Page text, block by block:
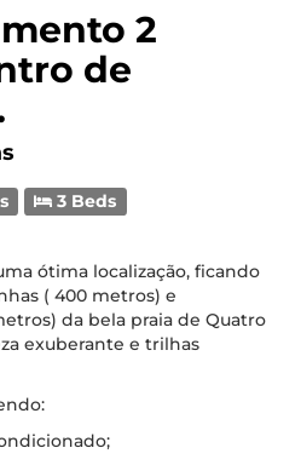
2
de
3 Beds
ótima localização, ficando
( 400 metros) e
da bela praia de Quatro
exuberante e trilhas